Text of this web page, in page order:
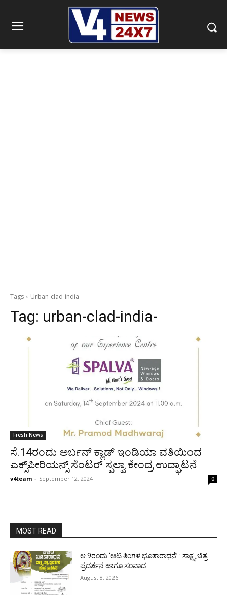
Tags Urban-clad-india-
Tag: urban-clad-india-
Fresh News
ಸೆ.14ರಂದು ಅರ್ಬನ್ ಕ್ಲಾಡ್ ಇಂಡಿಯಾ ವತಿಯಿಂದ
ಎಕ್ಸ್‌ಪೀರಿಯನ್ಸ್ ಸೆಂಟರ್ ಸ್ಪಲ್ವಾ ಕೇಂದ್ರ ಉದ್ಘಾಟನೆ
v4team - September 12, 2024 0
MOST READ
ಆ.9ರಂದು ‘ಆಟಿ ತಿಂಗಳ ಭೂತಾರಾಧನೆ’ : ಸಾಕ್ಷ್ಯ ಚಿತ್ರ
ಪ್ರದರ್ಶನ ಹಾಗೂ ಸಂವಾದ
August 8, 2026